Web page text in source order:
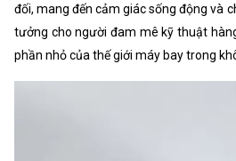
đối, mang đến cảm giác sống động và
tưởng cho người đam mê kỹ thuật
phần nhỏ của thế giới máy bay trong